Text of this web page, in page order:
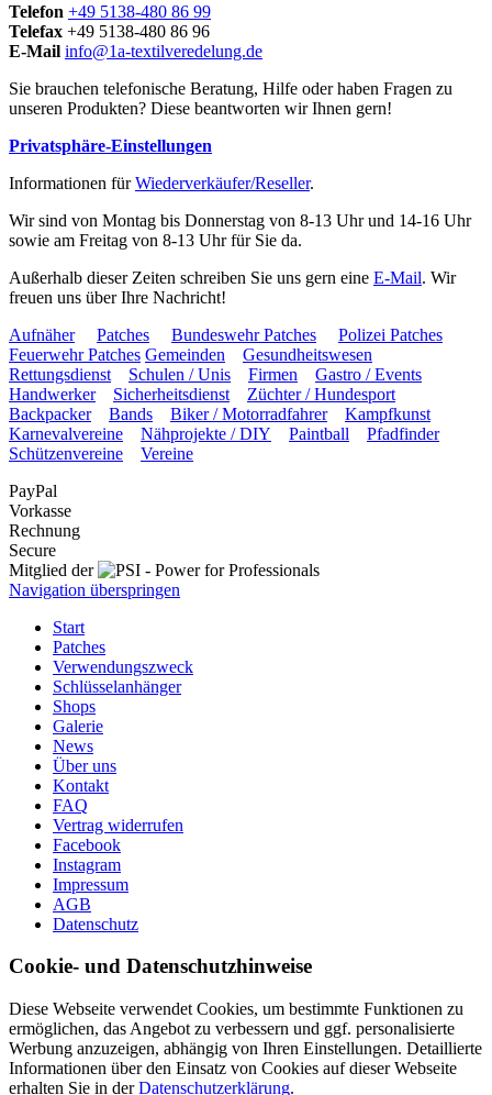
Telefon +49 5138-480 86 99
Telefax +49 5138-480 86 96
E-Mail info@1a-textilveredelung.de
Sie brauchen telefonische Beratung, Hilfe oder haben Fragen zu
unseren Produkten? Diese beantworten wir Ihnen gern!
Privatsphäre-Einstellungen
Informationen fürWiederverkäufer/Reseller.
Wir sind von Montag bis Donnerstag von 8-13 Uhr und 14-16 Uhr
sowie am Freitag von 8-13 Uhr für Sie da.
Außerhalb dieser Zeiten schreiben Sie uns gern eine E-Mail. Wir
freuen uns über Ihre Nachricht!
Aufnäher
Patches Bundeswehr Patches
Polizei Patches
Feuerwehr Patches Gemeinden
Gesundheitswesen
Rettungsdienst
Schulen / Unis Firmen
Gastro / Events
Handwerker
Sicherheitsdienst
Züchter / Hundesport
Backpacker
Bands Biker / Motorradfahrer
Kampfkunst
Karnevalvereine
Nähprojekte / DIY Paintball
Pfadfinder
Schützenvereine
Vereine
PayPal
Vorkasse
Rechnung
Secure
Mitglied der
Navigation überspringen
Start
Patches
Verwendungszweck
Schlüsselanhänger
Shops
Galerie
News
Über uns
Kontakt
FAQ
Vertrag widerrufen
Facebook
Instagram
Impressum
AGB
Datenschutz
Cookie- und Datenschutzhinweise
Diese Webseite verwendet Cookies, um bestimmte Funktionen zu
ermöglichen, das Angebot zu verbessern und ggf. personalisierte
Werbung anzuzeigen, abhängig von Ihren Einstellungen. Detaillierte
Informationen über den Einsatz von Cookies auf dieser Webseite
erhalten Sie in derDatenschutzerklärung.